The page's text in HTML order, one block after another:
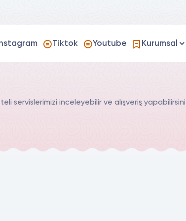
Tiktok Youtube Kurumsal
servislerimizi inceleyebilir ve alışveriş